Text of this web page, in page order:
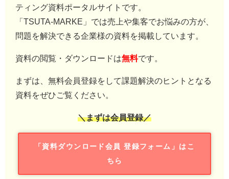
ティング資料ポータルサイトです。
「TSUTA-MARKE」では売上や集客でお悩みの方が、
問題を解決できる企業様の資料を掲載しています。
資料の閲覧・ダウンロードは無料です。
まずは、無料会員登録をして課題解決のヒントとなる
資料をぜひご覧ください。
＼まずは会員登録／
「資料ダウンロード会員 登録フォーム」はこ
ちら